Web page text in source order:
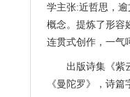
学主张:近哲思，
概念。提炼了形容
连贯式创作，一气
出版诗集《紫
《曼陀罗》，诗篇